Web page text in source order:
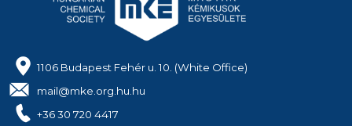
1106 Budapest Fehér u. 10. (White Office)
mail@mke.org.hu.hu
+36 30 720 4417